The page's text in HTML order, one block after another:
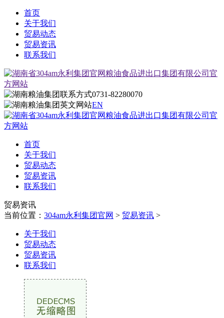
首页
关于我们
贸易动态
贸易资讯
联系我们
0731-82280070
EN
首页
关于我们
贸易动态
贸易资讯
联系我们
贸易资讯
当前位置： 304am永利集团官网 > 贸易资讯 >
关于我们
贸易动态
贸易资讯
联系我们